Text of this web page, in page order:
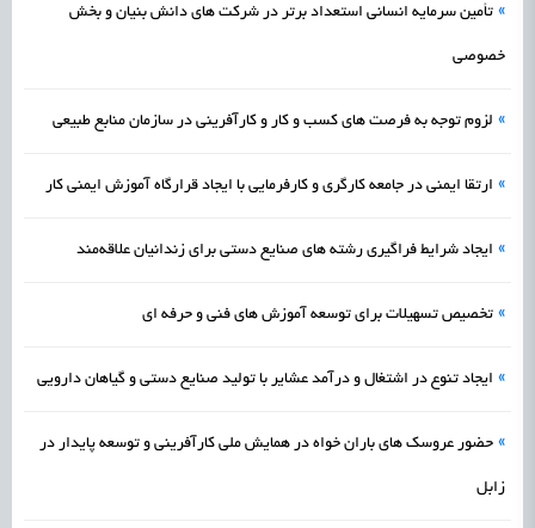
» تأمین سرمایه انسانی استعداد برتر در شرکت های دانش بنیان و بخش
خصوصی
» لزوم توجه به فرصت های کسب و کار و کارآفرینی در سازمان منابع طبیعی
» ارتقا ایمنی در جامعه کارگری و کارفرمایی با ایجاد قرارگاه آموزش ایمنی کار
» ایجاد شرایط فراگیری رشته های صنایع دستی برای زندانیان علاقه‌مند
» تخصیص تسهیلات برای توسعه آموزش های فنی و حرفه ای
» ایجاد تنوع در اشتغال و درآمد عشایر با تولید صنایع دستی و گیاهان دارویی
» حضور عروسک های باران خواه در همایش ملی کارآفرینی و توسعه پایدار در
زابل